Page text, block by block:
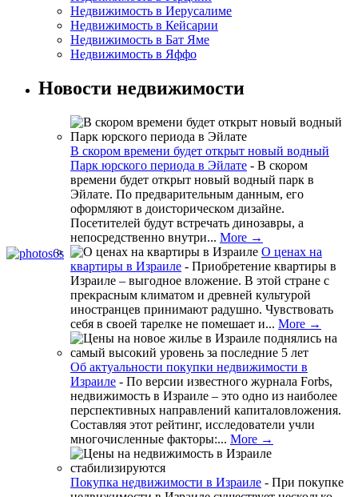
Недвижимость в Иерусалиме
Недвижимость в Кейсарии
Недвижимость в Бат Яме
Недвижимость в Яффо
Новости недвижимости
В скором времени будет открыт новый водный
Парк юрского периода в Эйлате - В скором
времени будет открыт новый водный парк в
Эйлате. По предварительным данным, его
оформляют в доисторическом дизайне.
Посетителей будут встречать динозавры, а
непосредственно внутри... More →
О ценах на
квартиры в Израиле - Приобретение квартиры в
Израиле – выгодное вложение. В этой стране с
прекрасным климатом и древней культурой
иностранцев принимают радушно. Чувствовать
себя в своей тарелке не помешает и... More →
Об актуальности покупки недвижимости в
Израиле - По версии известного журнала Forbs,
недвижимость в Израиле – это одно из наиболее
перспективных направлений капиталовложения.
Составляя этот рейтинг, исследователи учли
многочисленные факторы:... More →
Покупка недвижимости в Израиле - При покупке